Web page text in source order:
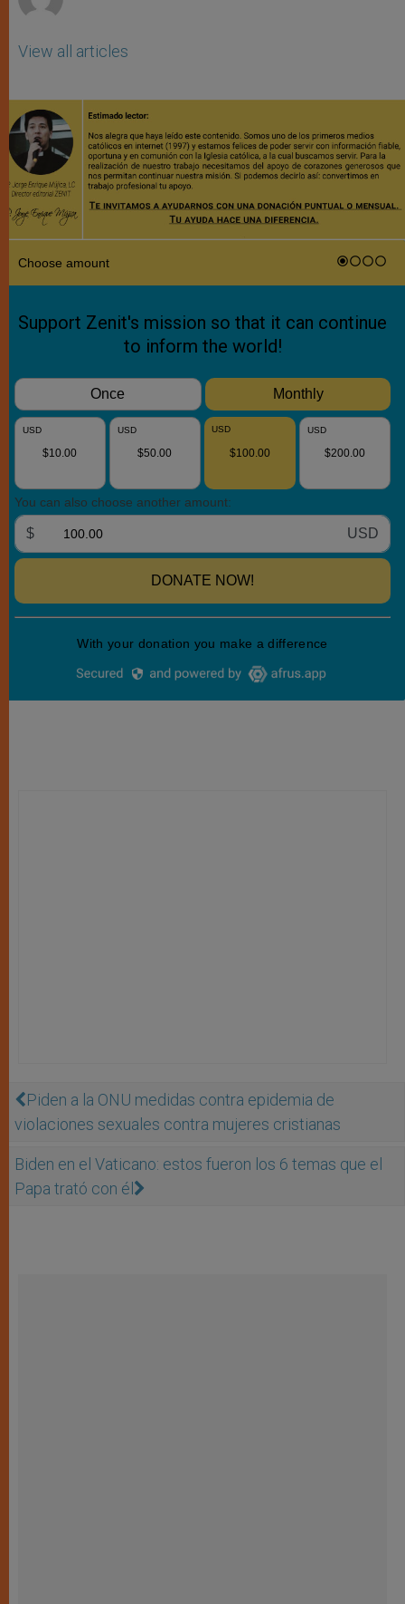
View all articles
Piden a la ONU medidas contra epidemia de
violaciones sexuales contra mujeres cristianas
Biden en el Vaticano: estos fueron los 6 temas que el
Papa trató con él